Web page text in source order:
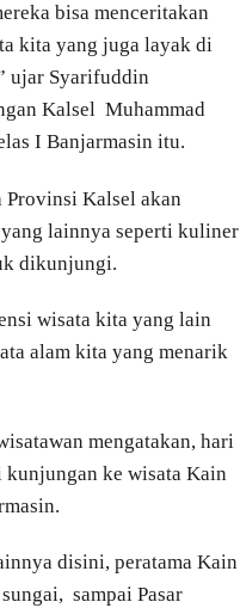
bisa menceritakan
kita yang juga layak di
ujar Syarifuddin
Kalsel Muhammad
I Banjarmasin itu.
Kalsel akan
lainnya seperti kuliner
dikunjungi.
wisata kita yang lain
alam kita yang menarik
mengatakan, hari
kunjungan ke wisata Kain
disini, peratama Kain
sampai Pasar